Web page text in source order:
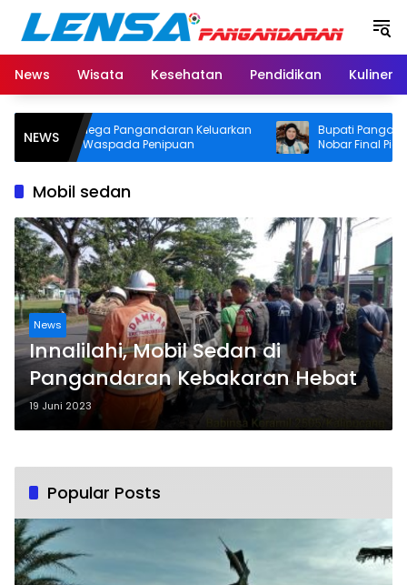
Langsung
konten
News
Wisata Kesehatan Pendidikan Kuliner
NEWS
Pandega Pangandaran Keluarkan
Waspada Penipuan
Bupati
Nobar Final Piala
Door Prize
Mobil sedan
News
Innalilahi, Mobil Sedan di
Pangandaran Kebakaran Hebat
19 Juni 2023
Popular Posts